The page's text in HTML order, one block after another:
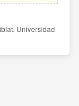
Universidad